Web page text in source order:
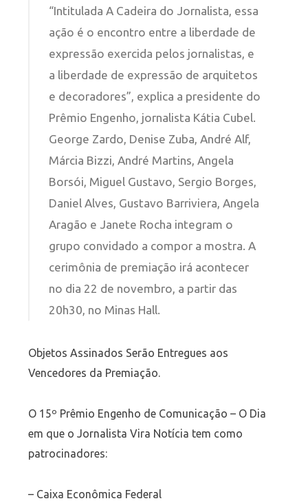
“Intitulada A Cadeira do Jornalista, essa
ação é o encontro entre a liberdade de
expressão exercida pelos jornalistas, e
a liberdade de expressão de arquitetos
e decoradores”, explica a presidente do
Prêmio Engenho, jornalista Kátia Cubel.
George Zardo, Denise Zuba, André Alf,
Márcia Bizzi, André Martins, Angela
Borsói, Miguel Gustavo, Sergio Borges,
Daniel Alves, Gustavo Barriviera, Angela
Aragão e Janete Rocha integram o
grupo convidado a compor a mostra. A
cerimônia de premiação irá acontecer
no dia 22 de novembro, a partir das
20h30, no Minas Hall.
Objetos Assinados Serão Entregues aos
Vencedores da Premiação.
O 15º Prêmio Engenho de Comunicação – O Dia
em que o Jornalista Vira Notícia tem como
patrocinadores:
– Caixa Econômica Federal